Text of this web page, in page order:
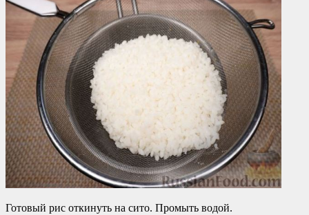
Готовый рис откинуть на сито. Промыть водой.